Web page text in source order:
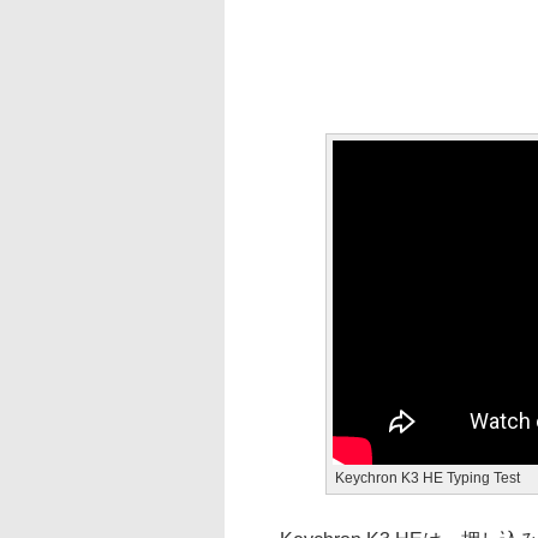
Keychron K3 HE Typing Test